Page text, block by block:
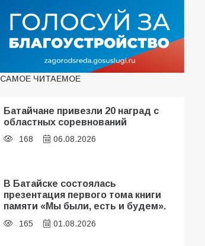
САМОЕ ЧИТАЕМОЕ
Батайчане привезли 20 наград с
областных соревнований
168 06.08.2026
В Батайске состоялась
презентация первого тома книги
памяти «Мы были, есть и будем».
165 01.08.2026